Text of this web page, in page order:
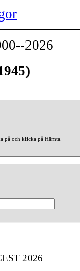
2026
på och klicka på Hämta.
2026